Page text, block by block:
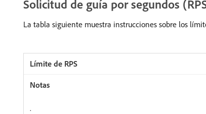
Solicitud de guía por segundos
La tabla siguiente muestra instrucciones sobre los
.